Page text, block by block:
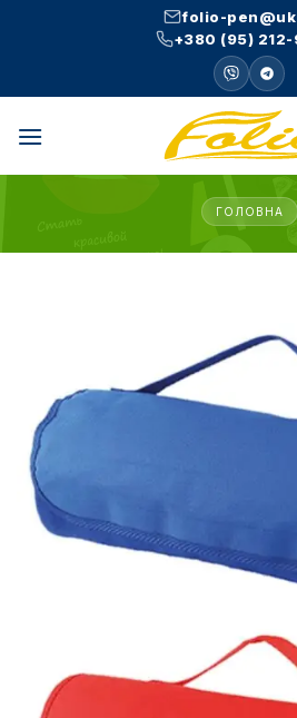
folio-
+380 (95)
ГОЛОВНА